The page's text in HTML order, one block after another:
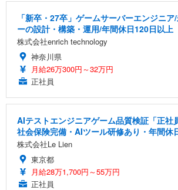
「新卒・27卒」ゲームサーバーエンジニ
ーの設計・構築・運用/年間休日120日以上
株式会社enrich technology
神奈川県
月給26万300円～32万円
正社員
AIテストエンジニアゲーム品質検証「正社
社会保険完備・AIツール研修あり・年間休
株式会社Le Lien
東京都
月給28万1,700円～55万円
正社員